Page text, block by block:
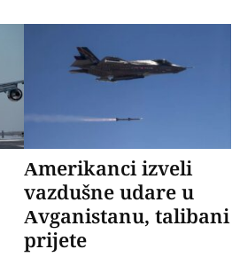
Amerikanci izveli
vazdušne udare u
Avganistanu, talibani
prijete